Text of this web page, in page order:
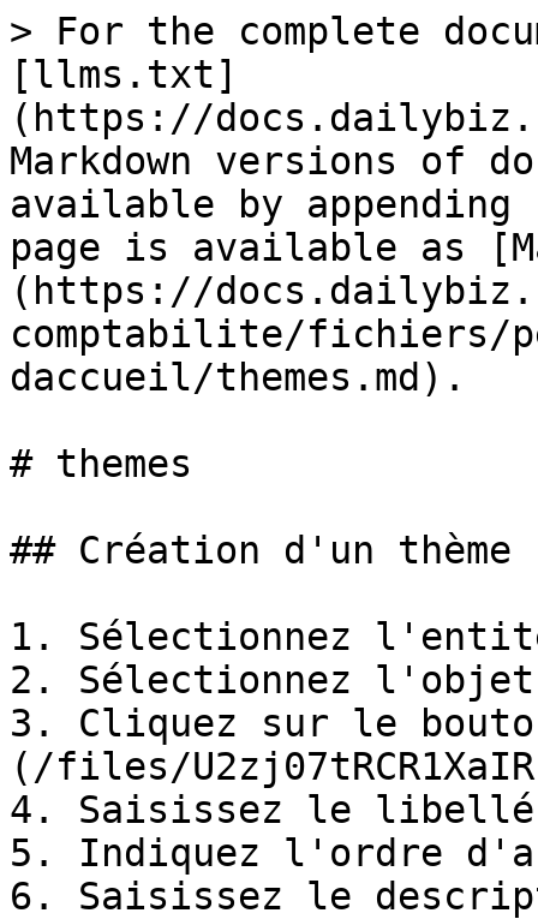
> For the complete
[llms.txt]
(https://
Markdown versions of
available by
page is available as
(https://
comptabilite/fichiers/
daccueil/themes.md).
# themes
## Création d'un thème
1. Sélectionnez
2. Sélectionnez l'objet
3. Cliquez sur le
(/files/
4. Saisissez le
5. Indiquez l'ordre
6. Saisissez le